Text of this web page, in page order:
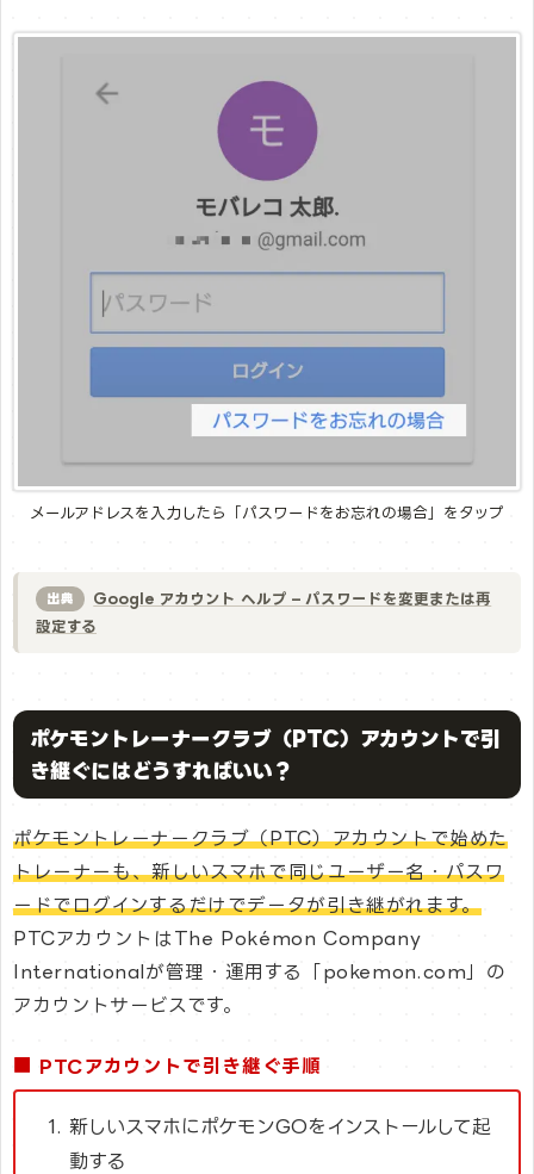
メールアドレスを入力したら「パスワードをお忘れの場合」をタップ
出典
Google アカウント ヘルプ – パスワードを変更または再
設定する
ポケモントレーナークラブ（PTC）アカウントで引
き継ぐにはどうすればいい？
ポケモントレーナークラブ（PTC）アカウントで始めた
トレーナーも、新しいスマホで同じユーザー名・パスワ
ードでログインするだけでデータが引き継がれます。
PTCアカウントはThe Pokémon Company
Internationalが管理・運用する「pokemon.com」の
アカウントサービスです。
■ PTCアカウントで引き継ぐ手順
新しいスマホにポケモンGOをインストールして起
動する